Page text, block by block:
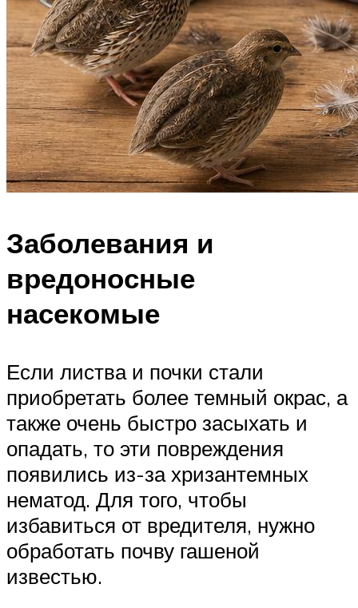
Заболевания и
вредоносные
насекомые
Если листва и почки стали
приобретать более темный окрас, а
также очень быстро засыхать и
опадать, то эти повреждения
появились из-за хризантемных
нематод. Для того, чтобы
избавиться от вредителя, нужно
обработать почву гашеной
известью.